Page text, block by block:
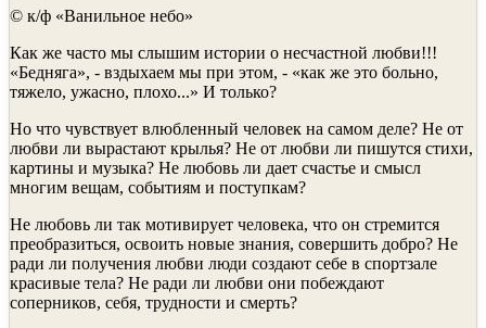
© к/ф «Ванильное небо»
Как же часто мы слышим истории о несчастной любви!!!
«Бедняга», - вздыхаем мы при этом, - «как же это больно,
тяжело, ужасно, плохо...» И только?
Но что чувствует влюбленный человек на самом деле? Не от
любви ли вырастают крылья? Не от любви ли пишутся стихи,
картины и музыка? Не любовь ли дает счастье и смысл
многим вещам, событиям и поступкам?
Не любовь ли так мотивирует человека, что он стремится
преобразиться, освоить новые знания, совершить добро? Не
ради ли получения любви люди создают себе в спортзале
красивые тела? Не ради ли любви они побеждают
соперников, себя, трудности и смерть?